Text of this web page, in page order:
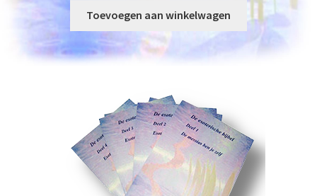
Toevoegen aan winkelwagen